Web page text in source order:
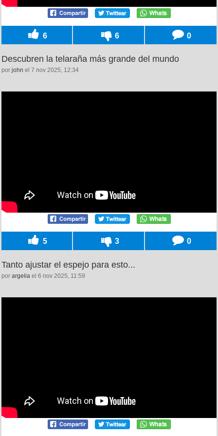
6 6 0
Descubren la telaraña más grande del mundo
por john el 7 nov 2025, 12:34
5 3 0
Tanto ajustar el espejo para esto...
por argelia el 6 nov 2025, 11:59